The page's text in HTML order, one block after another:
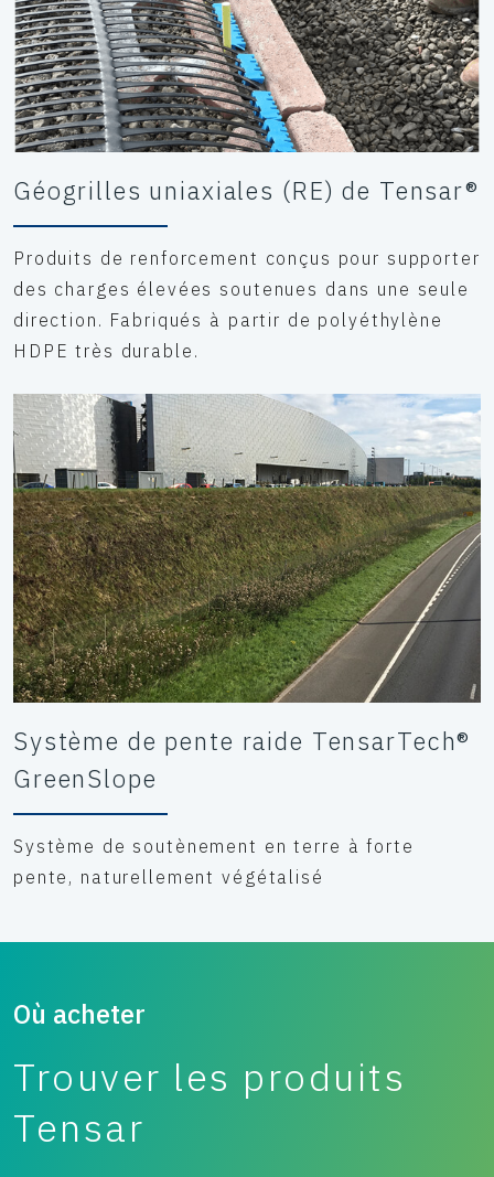
Géogrilles uniaxiales (RE) de Tensar®
Produits de renforcement conçus pour supporter
des charges élevées soutenues dans une seule
direction. Fabriqués à partir de polyéthylène
HDPE très durable.
Système de pente raide TensarTech®
GreenSlope
Système de soutènement en terre à forte
pente, naturellement végétalisé
Où acheter
Trouver les produits
Tensar